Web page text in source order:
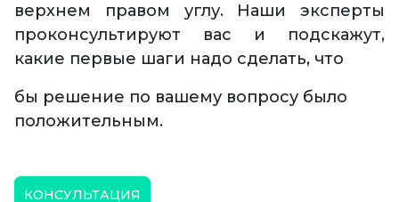
верхнем правом углу. Наши эксперты
проконсультируют вас и подскажут,
какие первые шаги надо сделать, что
бы решение по вашему вопросу было
положительным.
КОНСУЛЬТАЦИЯ